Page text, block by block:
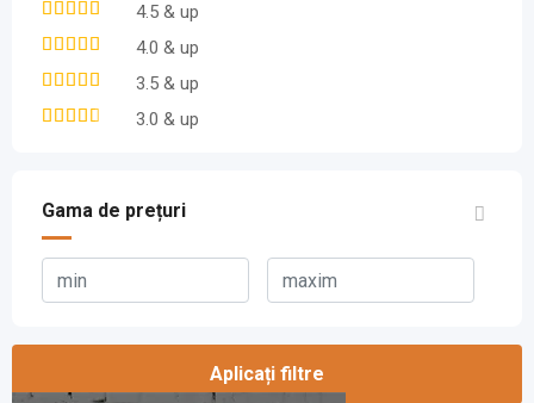
4.5 & up
4.0 & up
3.5 & up
3.0 & up
Gama de prețuri
Aplicați filtre